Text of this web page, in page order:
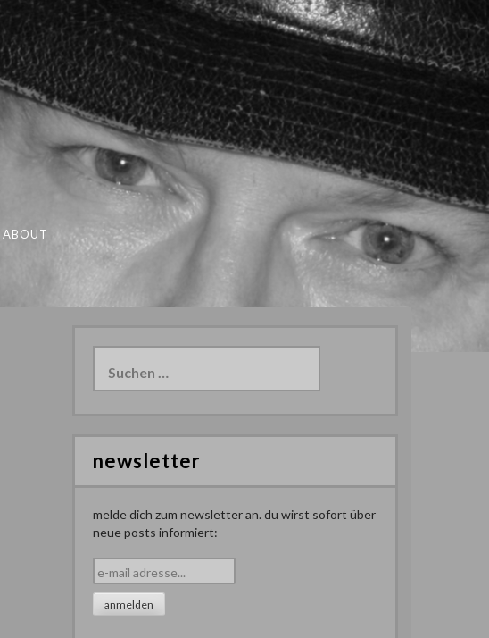
ABOUT
newsletter
melde dich zum newsletter an. du wirst sofort über
neue posts informiert: